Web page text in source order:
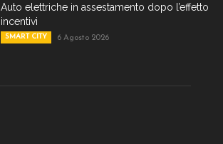
Auto elettriche in assestamento dopo l’effetto
incentivi
SMART CITY 6 Agosto 2026